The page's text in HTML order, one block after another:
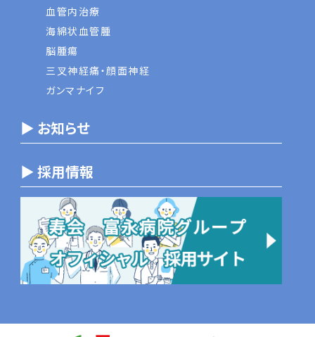
血管内治療
海綿状血管腫
脳腫瘍
三叉神経痛・顔面神経
ガンマナイフ
▶ お知らせ
▶ 採用情報